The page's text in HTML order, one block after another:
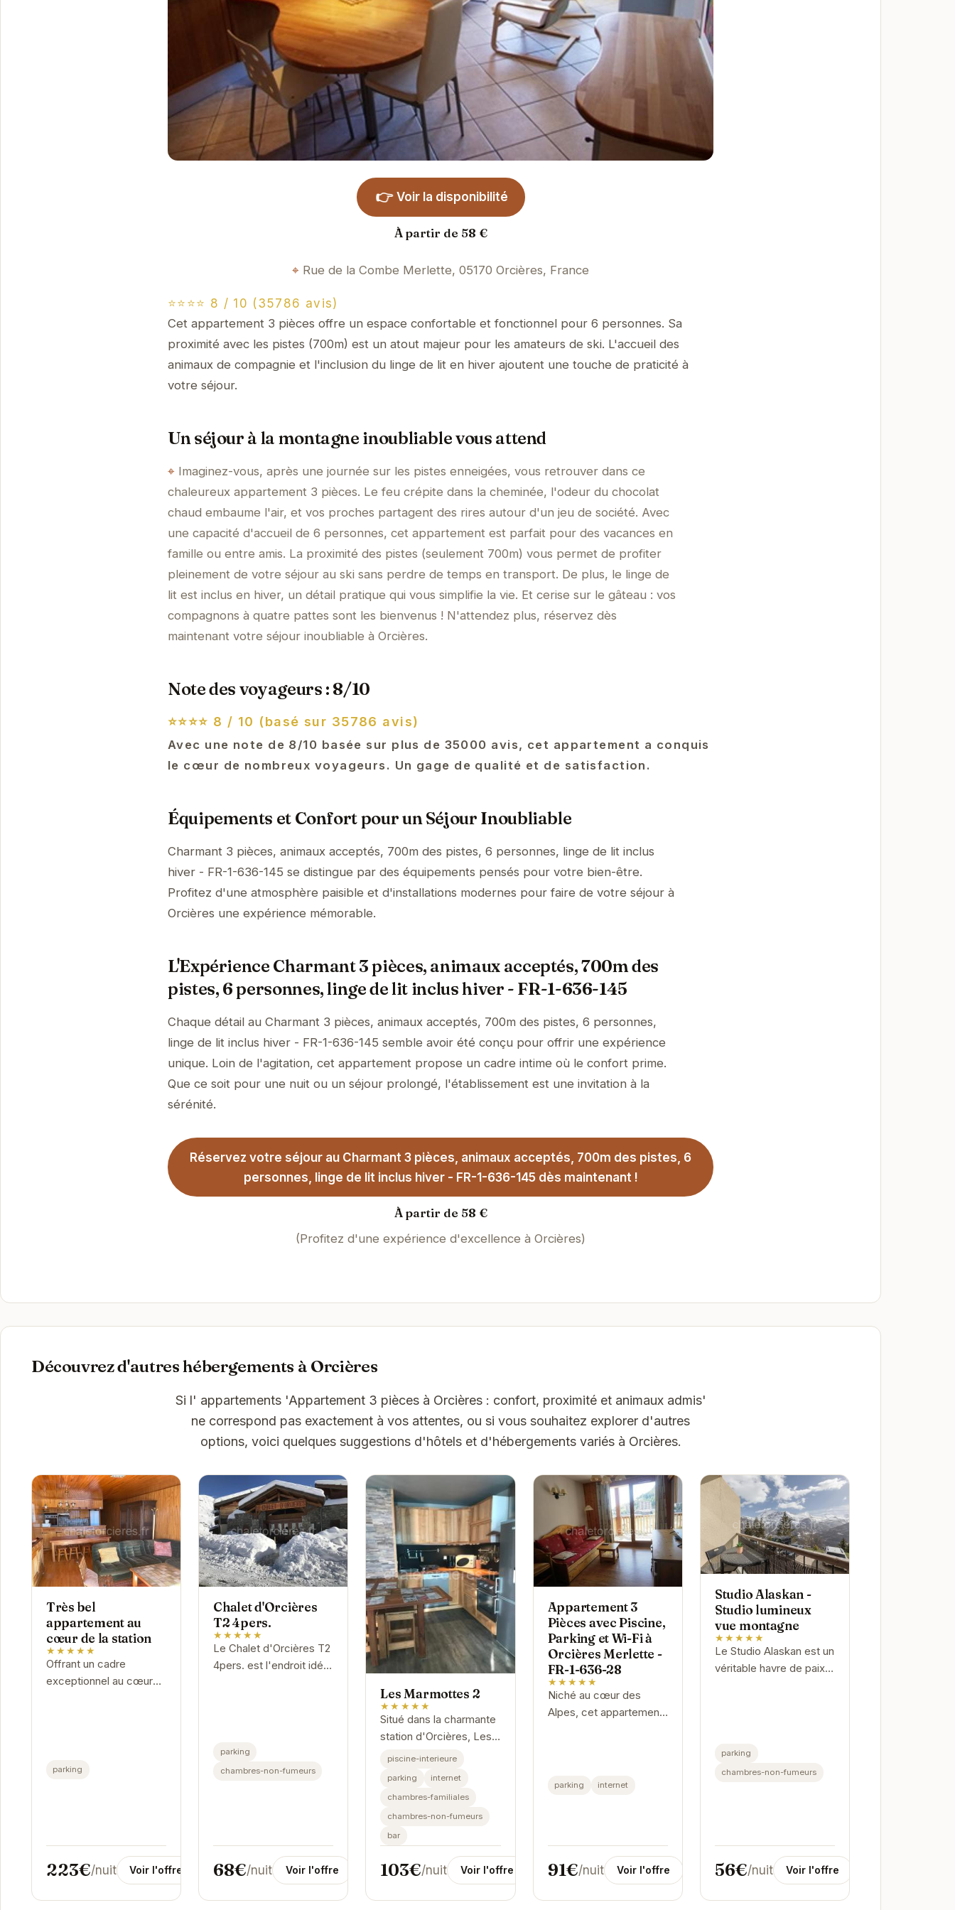
👉 Voir la disponibilité
À partir de 58 €
Rue de la Combe Merlette, 05170 Orcières, France
⭐⭐⭐⭐ 8 / 10 (35786 avis)
Cet appartement 3 pièces offre un espace confortable et fonctionnel pour 6 personnes. Sa
proximité avec les pistes (700m) est un atout majeur pour les amateurs de ski. L'accueil des
animaux de compagnie et l'inclusion du linge de lit en hiver ajoutent une touche de praticité à
votre séjour.
Un séjour à la montagne inoubliable vous attend
Imaginez-vous, après une journée sur les pistes enneigées, vous retrouver dans ce
chaleureux appartement 3 pièces. Le feu crépite dans la cheminée, l'odeur du chocolat
chaud embaume l'air, et vos proches partagent des rires autour d'un jeu de société. Avec
une capacité d'accueil de 6 personnes, cet appartement est parfait pour des vacances en
famille ou entre amis. La proximité des pistes (seulement 700m) vous permet de profiter
pleinement de votre séjour au ski sans perdre de temps en transport. De plus, le linge de
lit est inclus en hiver, un détail pratique qui vous simplifie la vie. Et cerise sur le gâteau : vos
compagnons à quatre pattes sont les bienvenus ! N'attendez plus, réservez dès
maintenant votre séjour inoubliable à Orcières.
Note des voyageurs : 8/10
⭐⭐⭐⭐ 8 / 10 (basé sur 35786 avis)
Avec une note de 8/10 basée sur plus de 35000 avis, cet appartement a conquis
le cœur de nombreux voyageurs. Un gage de qualité et de satisfaction.
Équipements et Confort pour un Séjour Inoubliable
Charmant 3 pièces, animaux acceptés, 700m des pistes, 6 personnes, linge de lit inclus
hiver - FR-1-636-145 se distingue par des équipements pensés pour votre bien-être.
Profitez d'une atmosphère paisible et d'installations modernes pour faire de votre séjour à
Orcières une expérience mémorable.
L'Expérience Charmant 3 pièces, animaux acceptés, 700m des
pistes, 6 personnes, linge de lit inclus hiver - FR-1-636-145
Chaque détail au Charmant 3 pièces, animaux acceptés, 700m des pistes, 6 personnes,
linge de lit inclus hiver - FR-1-636-145 semble avoir été conçu pour offrir une expérience
unique. Loin de l'agitation, cet appartement propose un cadre intime où le confort prime.
Que ce soit pour une nuit ou un séjour prolongé, l'établissement est une invitation à la
sérénité.
Réservez votre séjour au Charmant 3 pièces, animaux acceptés, 700m des pistes, 6
personnes, linge de lit inclus hiver - FR-1-636-145 dès maintenant !
À partir de 58 €
(Profitez d'une expérience d'excellence à Orcières)
Découvrez d'autres hébergements à Orcières
Si l' appartements 'Appartement 3 pièces à Orcières : confort, proximité et animaux admis'
ne correspond pas exactement à vos attentes, ou si vous souhaitez explorer d'autres
options, voici quelques suggestions d'hôtels et d'hébergements variés à Orcières.
Très bel
appartement au
cœur de la station
★★★★★
Offrant un cadre
exceptionnel au cœur
montagne...
parking
223€/nuit Voir l'offre
Chalet d'Orcières
T2 4pers.
★★★★★
Le Chalet d'Orcières T2
4pers. est l'endroit idéal
équipé...
parking
chambres-non-fumeurs
68€/nuit Voir l'offre
Les Marmottes 2
★★★★★
Situé dans la charmante
station d'Orcières, Les
Marmottes 2 vous
relaxant...
piscine-interieure
parking
internet
chambres-familiales
chambres-non-fumeurs
bar
103€/nuit Voir l'offre
Appartement 3
Pièces avec Piscine,
Parking et Wi-Fi à
Orcières Merlette -
FR-1-636-28
★★★★★
Niché au cœur des
Alpes, cet appartement
divertissantes. Profitez
parking internet
91€/nuit Voir l'offre
Studio Alaskan -
Studio lumineux
vue montagne
★★★★★
Le Studio Alaskan est un
véritable havre de paix
se...
parking
chambres-non-fumeurs
56€/nuit Voir l'offre